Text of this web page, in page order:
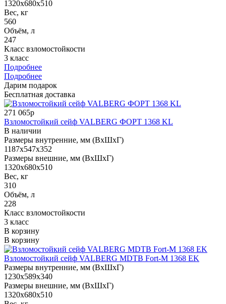
1320x680x510
Вес, кг
560
Объём, л
247
Класс взломостойкости
3 класс
Подробнее
Подробнее
Дарим подарок
Бесплатная доставка
271 065р
Взломостойкий сейф VALBERG ФОРТ 1368 KL
В наличии
Размеры внутренние, мм (ВхШхГ)
1187x547x352
Размеры внешние, мм (ВхШхГ)
1320x680x510
Вес, кг
310
Объём, л
228
Класс взломостойкости
3 класс
В корзину
В корзину
Взломостойкий сейф VALBERG MDTB Fort-M 1368 EK
Размеры внутренние, мм (ВхШхГ)
1230x589x340
Размеры внешние, мм (ВхШхГ)
1320x680x510